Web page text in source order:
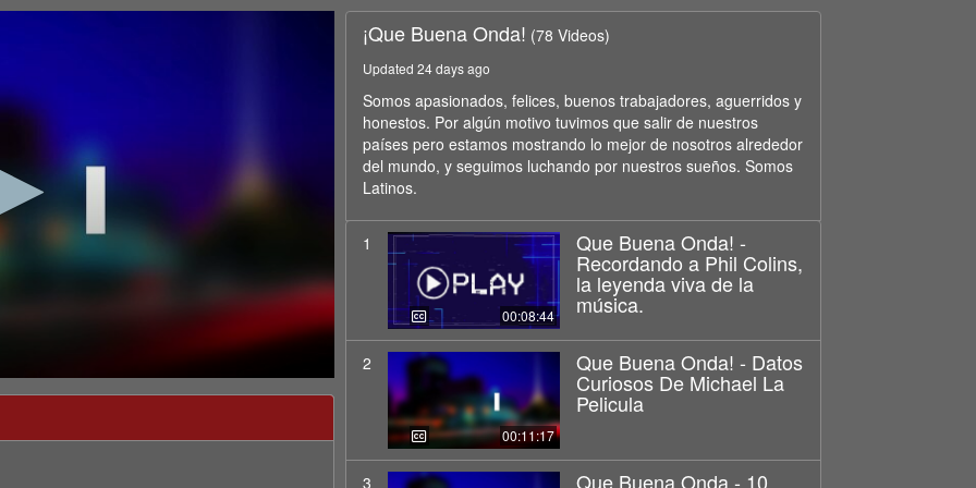
¡Que Buena Onda! (78 Videos)
Updated 24 days ago
Somos apasionados, felices, buenos trabajadores, aguerridos y
honestos. Por algún motivo tuvimos que salir de nuestros
países pero estamos mostrando lo mejor de nosotros alrededor
del mundo, y seguimos luchando por nuestros sueños. Somos
Latinos.
1
00:08:44
Que Buena Onda! -
Recordando a Phil Colins,
la leyenda viva de la
música.
2
00:11:17
Que Buena Onda! - Datos
Curiosos De Michael La
Pelicula
3 Que Buena Onda - 10